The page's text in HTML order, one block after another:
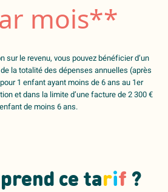
mois**
sur le revenu, vous pouvez bénéficier d’un
la totalité des dépenses annuelles (après
1 enfant ayant moins de 6 ans au 1er
et dans la limite d’une facture de 2 300 €
de moins 6 ans.
ce tarif ?